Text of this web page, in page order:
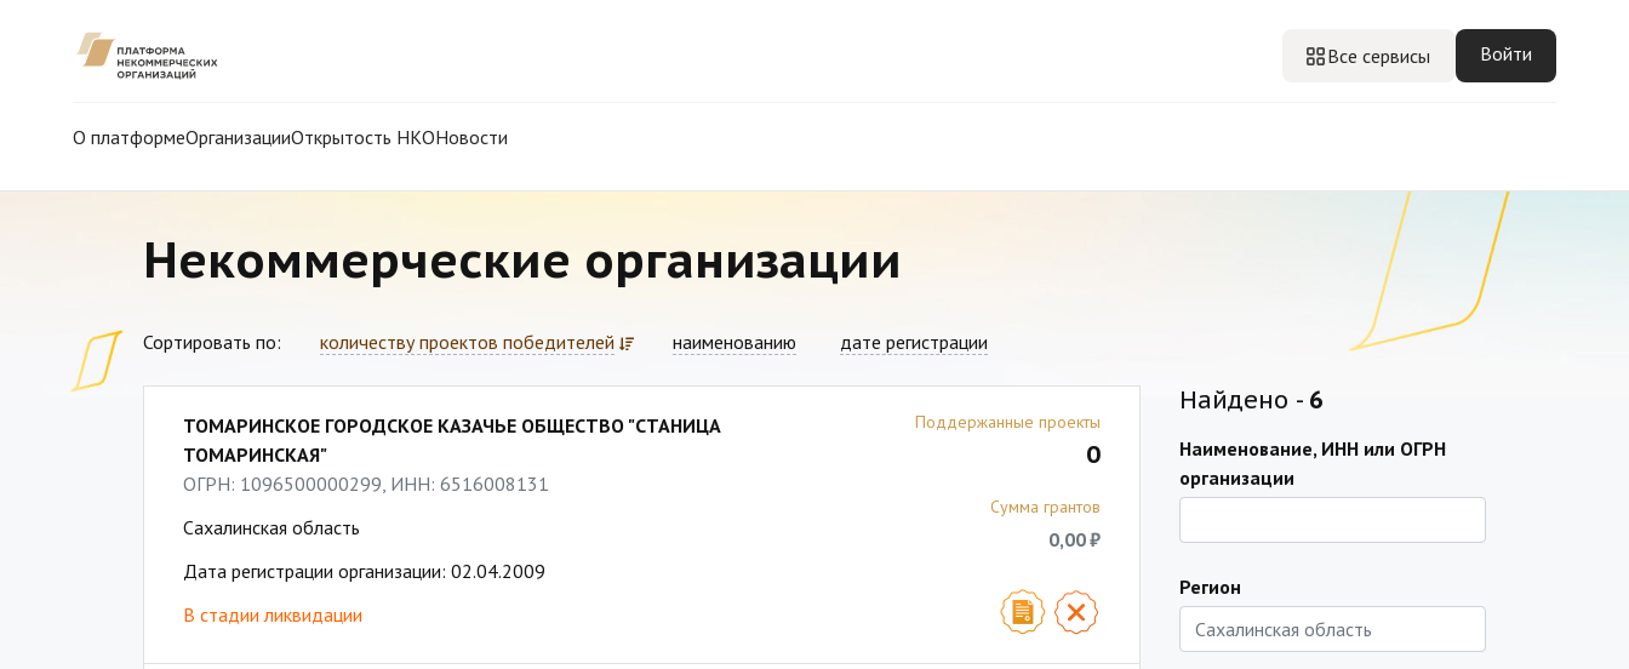
Все сервисы Войти
О платформеОрганизацииОткрытость НКОНовости
Некоммерческие организации
Сортировать по: количеству проектов победителей наименованию дате регистрации
ТОМАРИНСКОЕ ГОРОДСКОЕ КАЗАЧЬЕ ОБЩЕСТВО "СТАНИЦА
ТОМАРИНСКАЯ"
ОГРН: 1096500000299, ИНН: 6516008131
Сахалинская область
Дата регистрации организации: 02.04.2009
В стадии ликвидации
Поддержанные проекты
0
Сумма грантов
0,00 ₽
Найдено - 6
Наименование, ИНН или ОГРН
организации
Регион